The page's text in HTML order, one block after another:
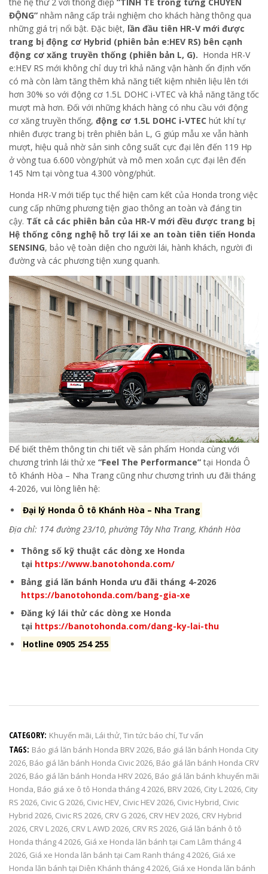
ĐỘNG” nhằm nâng cấp trải nghiệm cho khách hàng thông qua
những giá trị nổi bật. Đặc biệt, lần đầu tiên HR-V mới được
trang bị động cơ Hybrid (phiên bản e:HEV RS) bên cạnh
động cơ xăng truyền thống (phiên bản L, G). Honda HR-V
e:HEV RS mới không chỉ duy trì khả năng vận hành ổn định vốn
có mà còn làm tăng thêm khả năng tiết kiệm nhiên liệu lên tới
hơn 30% so với động cơ 1.5L DOHC i-VTEC và khả năng tăng tốc
mượt mà hơn. Đối với những khách hàng có nhu cầu với động
cơ xăng truyền thống, động cơ 1.5L DOHC i-VTEC hút khí tự
nhiên được trang bị trên phiên bản L, G giúp mẫu xe vẫn hành
mượt, hiệu quả nhờ sản sinh công suất cực đại lên đến 119 Hp
ở vòng tua 6.600 vòng/phút và mô men xoắn cực đại lên đến
145 Nm tại vòng tua 4.300 vòng/phút.
Honda HR-V mới tiếp tục thể hiện cam kết của Honda trong việc
cung cấp những phương tiện giao thông an toàn và đáng tin
cậy. Tất cả các phiên bản của HR-V mới đều được trang bị
Hệ thống công nghệ hỗ trợ lái xe an toàn tiên tiến Honda
SENSING, bảo vệ toàn diện cho người lái, hành khách, người đi
đường và các phương tiện xung quanh.
Để biết thêm thông tin chi tiết về sản phẩm Honda cùng với
chương trình lái thử xe “Feel The Performance”tại Honda Ô
tô Khánh Hòa – Nha Trang cũng như chương trình ưu đãi tháng
4-2026, vui lòng liên hệ:
Đại lý Honda Ô tô Khánh Hòa – Nha Trang
Địa chỉ: 174 đường 23/10, phường Tây Nha Trang, Khánh Hòa
Thông số kỹ thuật các dòng xe Honda
tại https://www.banotohonda.com/
Bảng giá lăn bánh Honda ưu đãi tháng 4-2026
https://banotohonda.com/bang-gia-xe
Đăng ký lái thử các dòng xe Honda
tại https://banotohonda.com/dang-ky-lai-thu
Hotline 0905 254 255
CATEGORY: Khuyến mãi, Lái thử,Tin tức báo chí,Tư vấn
TAGS: Báo giá lăn bánh Honda BRV 2026, Báo giá lăn bánh Honda City
2026, Báo giá lăn bánh Honda Civic 2026, Báo giá lăn bánh Honda CRV
2026, Báo giá lăn bánh Honda HRV 2026, Báo giá lăn bánh khuyến mãi
Honda, Báo giá xe ô tô Honda tháng 4 2026, BRV 2026, City L 2026, City
RS 2026, Civic G 2026, Civic HEV, Civic HEV 2026, Civic Hybrid, Civic
Hybrid 2026, Civic RS 2026, CRV G 2026, CRV HEV 2026, CRV Hybrid
2026, CRV L 2026, CRV L AWD 2026, CRV RS 2026, Giá lăn bánh ô tô
Honda tháng 4 2026, Giá xe Honda lăn bánh tại Cam Lâm tháng 4
2026, Giá xe Honda lăn bánh tại Cam Ranh tháng 4 2026, Giá xe
Honda lăn bánh tại Diên Khánh tháng 4 2026, Giá xe Honda lăn bánh